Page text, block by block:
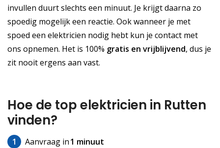
invullen duurt slechts een minuut. Je krijgt daarna zo
spoedig mogelijk een reactie. Ook wanneer je met
spoed een elektricien nodig hebt kun je contact met
ons opnemen. Het is 100% gratis en vrijblijvend, dus je
zit nooit ergens aan vast.
Hoe de top elektricien in Rutten
vinden?
1 Aanvraag in1 minuut